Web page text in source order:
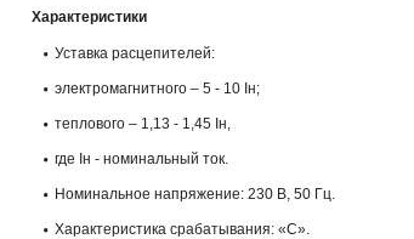
Характеристики
Уставка расцепителей:
электромагнитного – 5 - 10 Iн;
теплового – 1,13 - 1,45 Iн,
где Iн - номинальный ток.
Номинальное напряжение: 230 В, 50 Гц.
Характеристика срабатывания: «С».